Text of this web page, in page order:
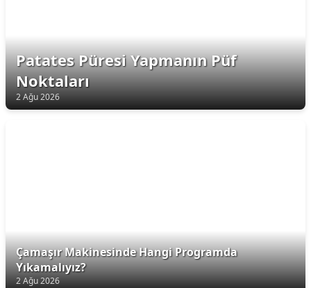
Patates Püresi Yapmanın Püf
Noktaları
2 Ağu 2026
Çamaşır Makinesinde Hangi Programda
Yıkamalıyız?
2 Ağu 2026